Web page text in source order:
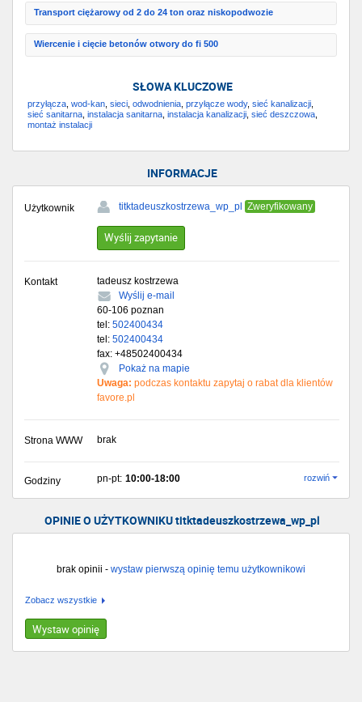
Transport ciężarowy od 2 do 24 ton oraz niskopodwozie
Wiercenie i cięcie betonów otwory do fi 500
SŁOWA KLUCZOWE
przyłącza wod-kan sieci odwodnienia przyłącze wody, sieć kanalizacji
sieć sanitarna instalacja sanitarna instalacja kanalizacji sieć deszczowa
montaż instalacji
INFORMACJE
Użytkownik titktadeuszkostrzewa_wp_pl Zweryfikowany
Wyślij zapytanie
Kontakt
tadeusz kostrzewa
Wyślij e-mail
60-106 poznan
tel: 502400434
tel: 502400434
fax: +48502400434
Pokaż na mapie
Uwaga: podczas kontaktu zapytaj o rabat dla klientów
favore.pl
Strona WWW brak
Godziny pn-pt: 10:00-18:00 rozwiń
OPINIE O UŻYTKOWNIKU titktadeuszkostrzewa_wp_pl
brak opinii - wystaw pierwszą opinię temu użytkownikowi
Zobacz wszystkie
Wystaw opinię